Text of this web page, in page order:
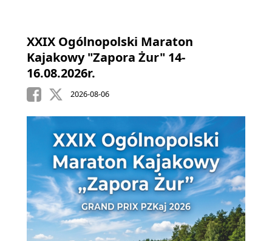
XXIX Ogólnopolski Maraton
Kajakowy "Zapora Żur" 14-
16.08.2026r.
2026-08-06